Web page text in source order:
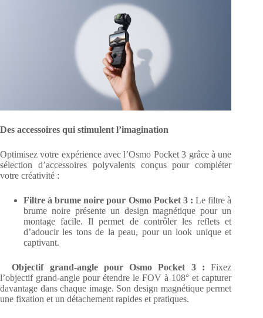
Des accessoires qui stimulent l’imagination
Optimisez votre expérience avec l’Osmo Pocket 3 grâce à une
sélection d’accessoires polyvalents conçus pour compléter
votre créativité :
Filtre à brume noire pour Osmo Pocket 3 :Le filtre à
brume noire présente un design magnétique pour un
montage facile. Il permet de contrôler les reflets et
d’adoucir les tons de la peau, pour un look unique et
captivant.
Objectif grand-angle pour Osmo Pocket 3 : Fixez
l’objectif grand-angle pour étendre le FOV à 108° et capturer
davantage dans chaque image. Son design magnétique permet
une fixation et un détachement rapides et pratiques.